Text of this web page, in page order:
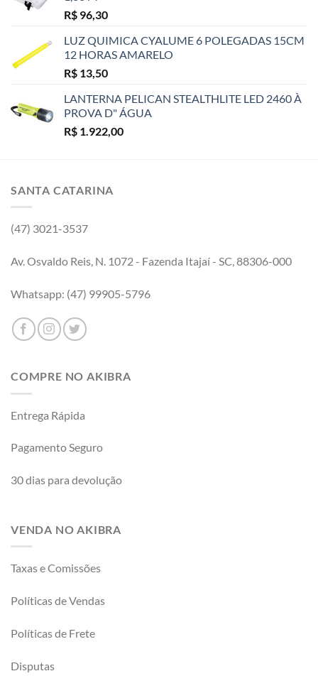
R$ 96,30
LUZ QUIMICA CYALUME 6 POLEGADAS 15CM
12 HORAS AMARELO
R$ 13,50
LANTERNA PELICAN STEALTHLITE LED 2460 À
PROVA D" ÁGUA
R$ 1.922,00
SANTA CATARINA
(47) 3021-3537
Av. Osvaldo Reis, N. 1072 - Fazenda Itajaí - SC, 88306-000
Whatsapp: (47) 99905-5796
COMPRE NO AKIBRA
Entrega Rápida
Pagamento Seguro
30 dias para devolução
VENDA NO AKIBRA
Taxas e Comissões
Políticas de Vendas
Políticas de Frete
Disputas